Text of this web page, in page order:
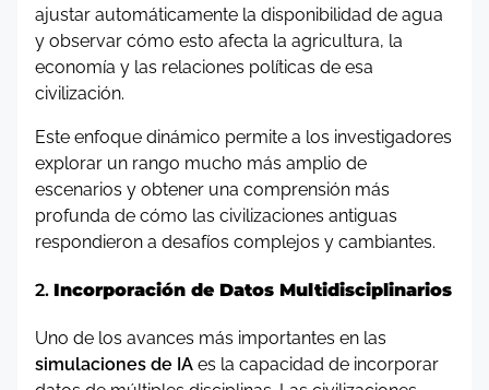
ajustar automáticamente la disponibilidad de agua
y observar cómo esto afecta la agricultura, la
economía y las relaciones políticas de esa
civilización.
Este enfoque dinámico permite a los investigadores
explorar un rango mucho más amplio de
escenarios y obtener una comprensión más
profunda de cómo las civilizaciones antiguas
respondieron a desafíos complejos y cambiantes.
2. Incorporación de Datos Multidisciplinarios
Uno de los avances más importantes en las
simulaciones de IA es la capacidad de incorporar